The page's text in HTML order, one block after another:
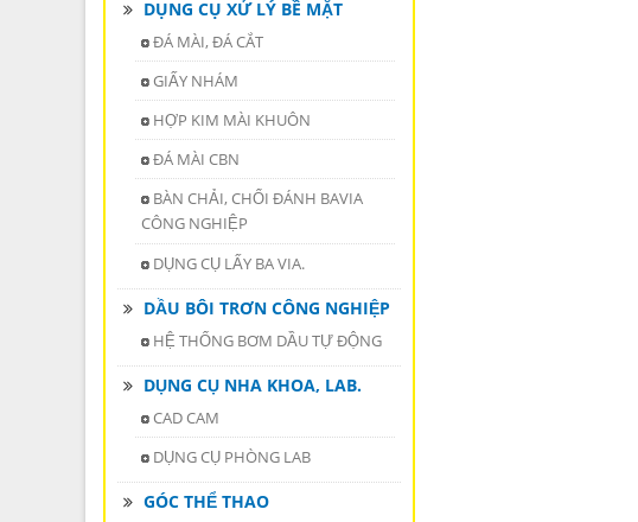
DỤNG CỤ XỬ LÝ BỀ MẶT
ĐÁ MÀI, ĐÁ CẮT
GIẤY NHÁM
HỢP KIM MÀI KHUÔN
ĐÁ MÀI CBN
BÀN CHẢI, CHỔI ĐÁNH BAVIA
CÔNG NGHIỆP
DỤNG CỤ LẤY BA VIA.
DẦU BÔI TRƠN CÔNG NGHIỆP
HỆ THỐNG BƠM DẦU TỰ ĐỘNG
DỤNG CỤ NHA KHOA, LAB.
CAD CAM
DỤNG CỤ PHÒNG LAB
GÓC THỂ THAO